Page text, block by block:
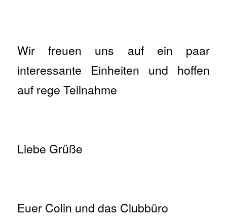
Wir freuen uns auf ein paar
interessante Einheiten und hoffen
auf rege Teilnahme
Liebe Grüße
Euer Colin und das Clubbüro